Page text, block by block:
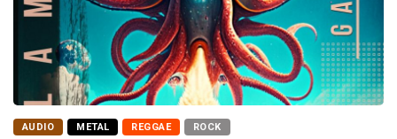
AUDIO METAL REGGAE ROCK